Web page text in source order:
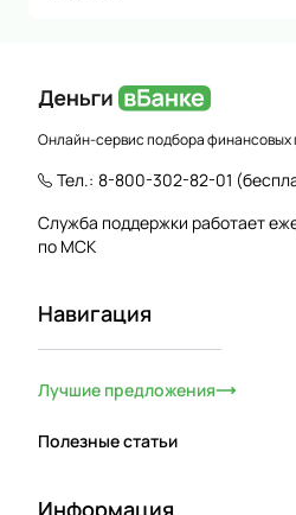
Онлайн-сервис подбора финансовых
Тел.: 8-800-302-82-01
Служба поддержки работает
по МСК
Навигация
Лучшие предложения
Полезные статьи
Информация